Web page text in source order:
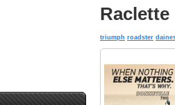
Raclette
triumph roadster